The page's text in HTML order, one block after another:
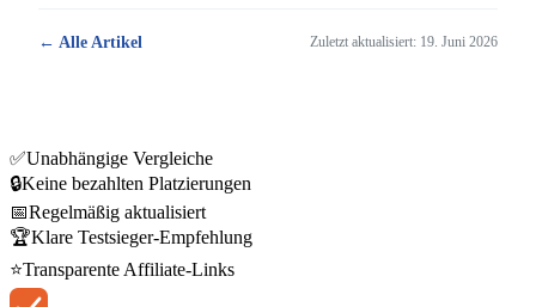
← Alle Artikel Zuletzt aktualisiert: 19. Juni 2026
✅Unabhängige Vergleiche
🔒Keine bezahlten Platzierungen
📅Regelmäßig aktualisiert
🏆Klare Testsieger-Empfehlung
⭐Transparente Affiliate-Links